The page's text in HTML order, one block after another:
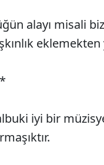
alayı misali
iyi bir